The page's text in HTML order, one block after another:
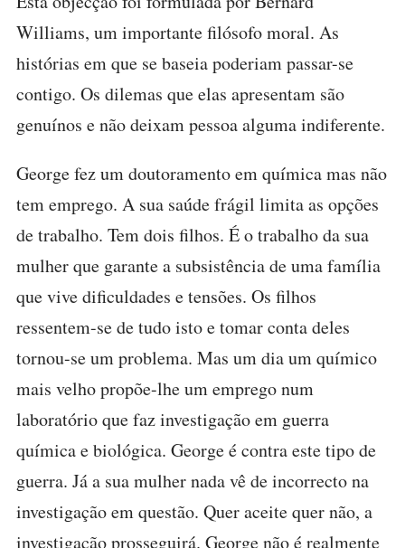
Williams, um importante filósofo moral. As
histórias em que se baseia poderiam passar-se
contigo. Os dilemas que elas apresentam são
genuínos e não deixam pessoa alguma indiferente.
George fez um doutoramento em química mas não
tem emprego. A sua saúde frágil limita as opções
de trabalho. Tem dois filhos. É o trabalho da sua
mulher que garante a subsistência de uma família
que vive dificuldades e tensões. Os filhos
ressentem-se de tudo isto e tomar conta deles
tornou-se um problema. Mas um dia um químico
mais velho propõe-lhe um emprego num
laboratório que faz investigação em guerra
química e biológica. George é contra este tipo de
guerra. Já a sua mulher nada vê de incorrecto na
investigação em questão. Quer aceite quer não, a
investigação prosseguirá. George não é realmente